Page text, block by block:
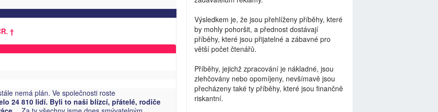
†
nemá plán. Ve společnosti roste
24 810 lidí. Byli to naši blízcí, přátelé, rodiče
Výsledkem je, že jsou přehlíženy příběhy, které
by mohly pohoršit, a přednost dostávají
příběhy, které jsou přijatelné a zábavné pro
větší počet čtenářů.
Příběhy, jejichž zpracování je nákladné, jsou
zlehčovány nebo opomíjeny, nevšímavě jsou
přecházeny také ty příběhy, které jsou finančně
riskantní.